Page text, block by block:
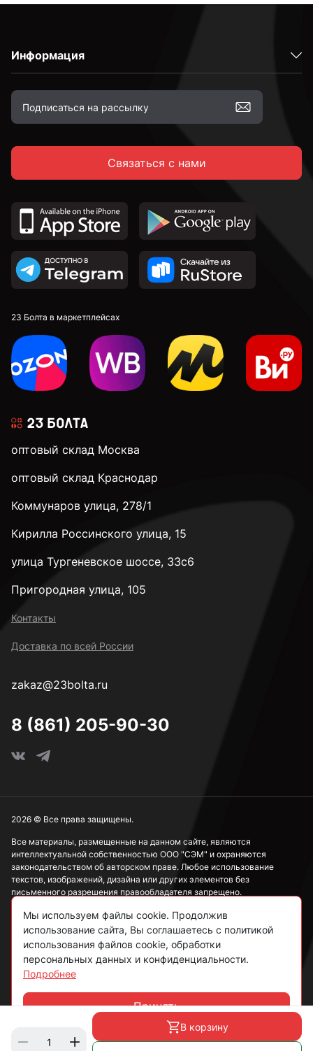
В корзину
Информация
Связаться с нами
23 Болта в маркетплейсах
оптовый склад Москва
оптовый склад Краснодар
Коммунаров улица, 278/1
Кирилла Россинского улица, 15
улица Тургеневское шоссе, 33с6
Пригородная улица, 105
Контакты
Доставка по всей России
zakaz@23bolta.ru
8 (861) 205-90-30
Все материалы, размещенные на данном сайте, являются
интеллектуальной собственностью ООО "СЭМ" и охраняются
законодательством об авторском праве. Любое использование
текстов, изображений, дизайна или других элементов без
письменного разрешения правообладателя запрещено.
Информация, представленная на сайте, носит исключительно
ознакомительный характер и не может рассматриваться как
публичная оферта в соответствии со ст. 437 ГК РФ.
Политика конфиденциальности
Согласие на обработку данных
2026 © Все права защищены.
Мы используем файлы cookie. Продолжив
использование сайта, Вы соглашаетесь с политикой
использования файлов cookie, обработки
персональных данных и конфиденциальности.
Подробнее
Принять